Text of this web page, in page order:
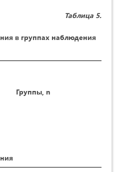
Таблица 5.
в группах наблюдения
n